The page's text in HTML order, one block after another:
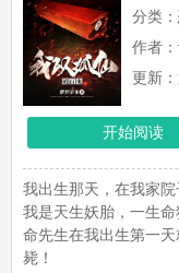
分类：
作者：
更新：
开始阅读
我出生那天，在我家
我是天生妖胎，一生
命先生在我出生第一
毙！